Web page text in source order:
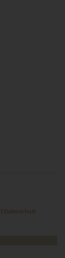
| Datenschutz